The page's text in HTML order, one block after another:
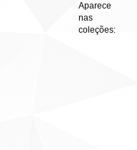
Aparece
nas
coleções: